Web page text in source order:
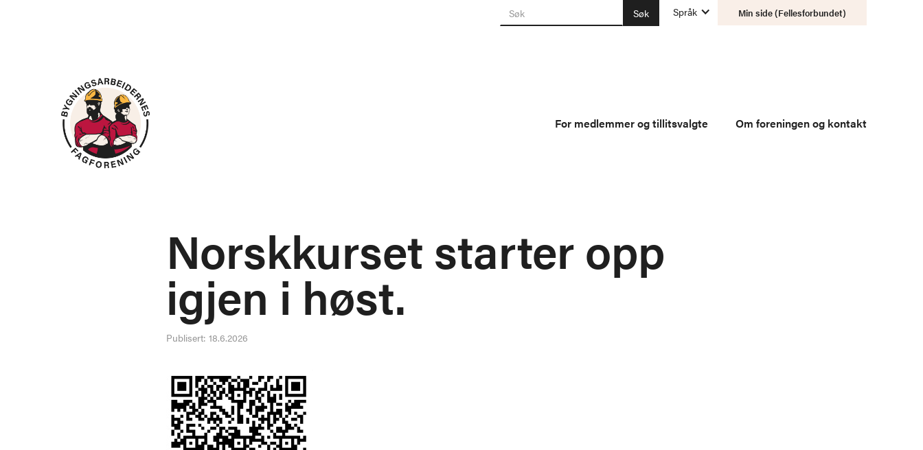
Språk Min side (Fellesforbundet)
For medlemmer og tillitsvalgte Om foreningen og kontakt
Norskkurset starter opp
igjen i høst.
Publisert: 18.6.2026